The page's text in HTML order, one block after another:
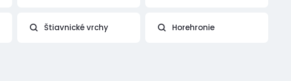
Štiavnické vrchy Horehronie